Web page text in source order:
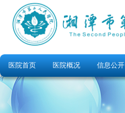
医院首页 医院概况 信息公开